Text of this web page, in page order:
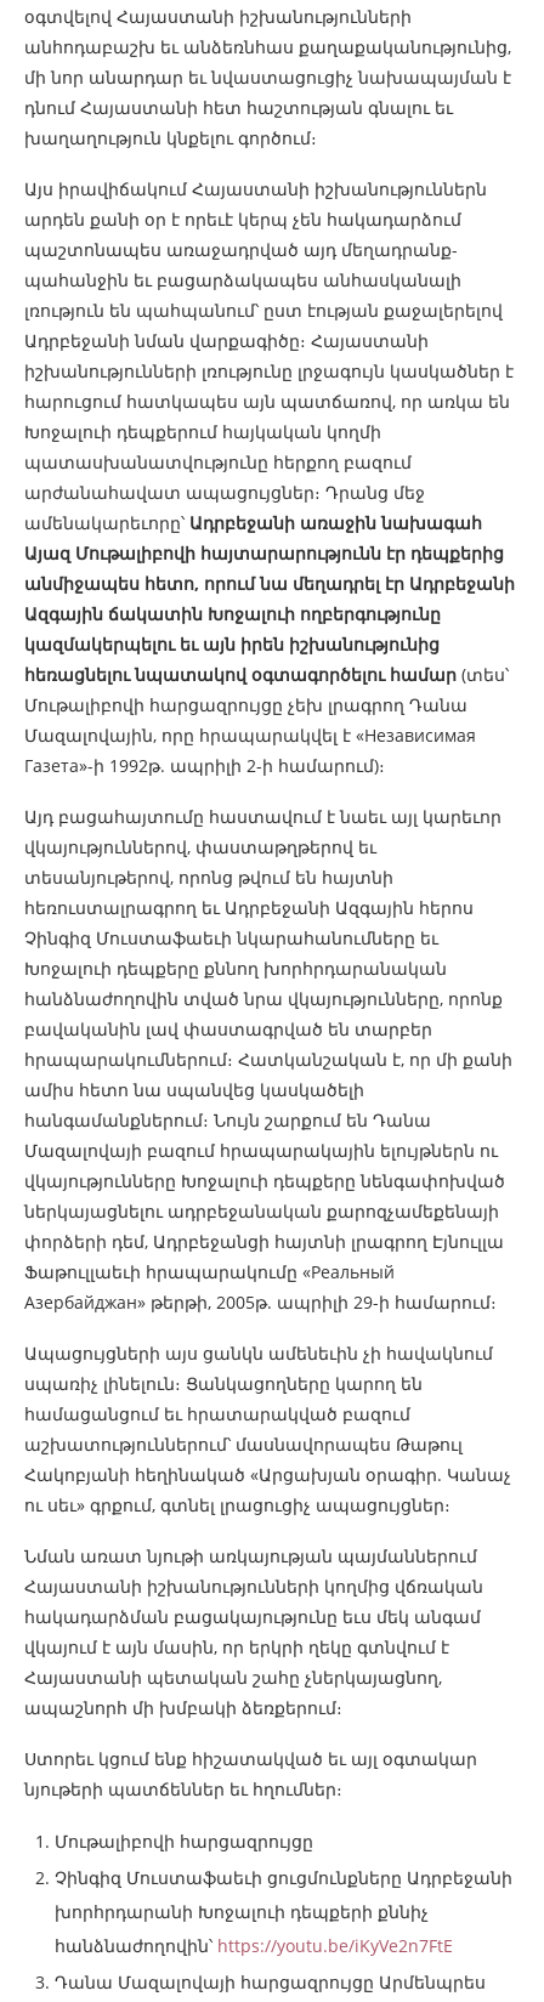
օգտվելով Հայաստանի իշխանությունների
անհոդաբաշխ եւ անձեռնհաս քաղաքականությունից,
մի նոր անարդար եւ նվաստացուցիչ նախապայման է
դնում Հայաստանի հետ հաշտության գնալու եւ
խաղաղություն կնքելու գործում։
Այս իրավիճակում Հայաստանի իշխանություններն
արդեն քանի օր է որեւէ կերպ չեն հակադարձում
պաշտոնապես առաջադրված այդ մեղադրանք-
պահանջին եւ բացարձակապես անհասկանալի
լռություն են պահպանում՝ ըստ էության քաջալերելով
Ադրբեջանի նման վարքագիծը։ Հայաստանի
իշխանությունների լռությունը լրջագույն կասկածներ է
հարուցում հատկապես այն պատճառով, որ առկա են
Խոջալուի դեպքերում հայկական կողմի
պատասխանատվությունը հերքող բազում
արժանահավատ ապացույցներ։ Դրանց մեջ
ամենակարեւորը՝ Ադրբեջանի առաջին նախագահ
Այազ Մութալիբովի հայտարարությունն էր դեպքերից
անմիջապես հետո, որում նա մեղադրել էր Ադրբեջանի
Ազգային ճակատին Խոջալուի ողբերգությունը
կազմակերպելու եւ այն իրեն իշխանությունից
հեռացնելու նպատակով օգտագործելու համար (տես՝
Մութալիբովի հարցազրույցը չեխ լրագրող Դանա
Մազալովային, որը հրապարակվել է «Независимая
Газета»-ի 1992թ. ապրիլի 2-ի համարում)։
Այդ բացահայտումը հաստավում է նաեւ այլ կարեւոր
վկայություններով, փաստաթղթերով եւ
տեսանյութերով, որոնց թվում են հայտնի
հեռուստալրագրող եւ Ադրբեջանի Ազգային հերոս
Չինգիզ Մուստաֆաեւի նկարահանումները եւ
Խոջալուի դեպքերը քննող խորհրդարանական
հանձնաժողովին տված նրա վկայությունները, որոնք
բավականին լավ փաստագրված են տարբեր
հրապարակումներում։ Հատկանշական է, որ մի քանի
ամիս հետո նա սպանվեց կասկածելի
հանգամանքներում։ Նույն շարքում են Դանա
Մազալովայի բազում հրապարակային ելույթներն ու
վկայությունները Խոջալուի դեպքերը նենգափոխված
ներկայացնելու ադրբեջանական քարոզչամեքենայի
փորձերի դեմ, Ադրբեջանցի հայտնի լրագրող Էյնուլլա
Ֆաթուլլաեւի հրապարակումը «Реальный
Азербайджан» թերթի, 2005թ. ապրիլի 29-ի համարում։
Ապացույցների այս ցանկն ամենեւին չի հավակնում
սպառիչ լինելուն։ Ցանկացողները կարող են
համացանցում եւ հրատարակված բազում
աշխատություններում՝ մասնավորապես Թաթուլ
Հակոբյանի հեղինակած «Արցախյան օրագիր. Կանաչ
ու սեւ» գրքում, գտնել լրացուցիչ ապացույցներ։
Նման առատ նյութի առկայության պայմաններում
Հայաստանի իշխանությունների կողմից վճռական
հակադարձման բացակայությունը եւս մեկ անգամ
վկայում է այն մասին, որ երկրի ղեկը գտնվում է
Հայաստանի պետական շահը չներկայացնող,
ապաշնորհ մի խմբակի ձեռքերում։
Ստորեւ կցում ենք հիշատակված եւ այլ օգտակար
նյութերի պատճեններ եւ հղումներ։
Մութալիբովի հարցազրույցը
Չինգիզ Մուստաֆաեւի ցուցմունքները Ադրբեջանի
խորհրդարանի Խոջալուի դեպքերի քննիչ
հանձնաժողովին՝ https://youtu.be/iKyVe2n7FtE
Դանա Մազալովայի հարցազրույցը Արմենպրես